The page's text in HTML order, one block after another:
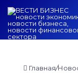
Главная/